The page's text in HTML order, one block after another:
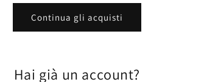
Continua gli acquisti
Hai già un account?